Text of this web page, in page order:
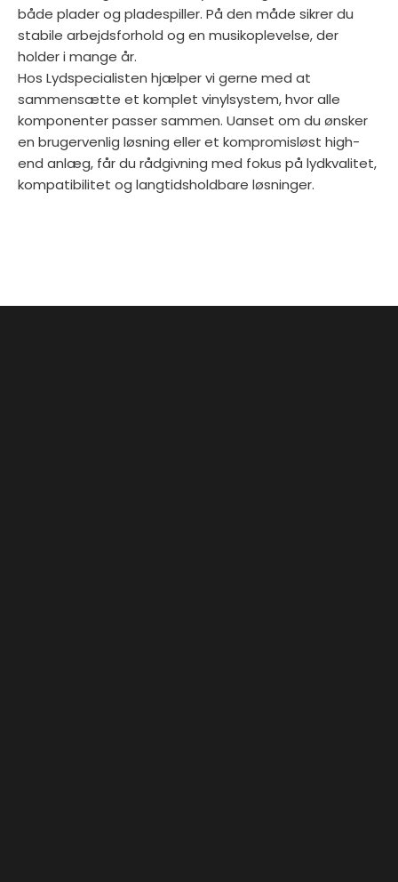
både plader og pladespiller. På den måde sikrer du
stabile arbejdsforhold og en musikoplevelse, der
holder i mange år.
Hos Lydspecialisten hjælper vi gerne med at
sammensætte et komplet vinylsystem, hvor alle
komponenter passer sammen. Uanset om du ønsker
en brugervenlig løsning eller et kompromisløst high-
end anlæg, får du rådgivning med fokus på lydkvalitet,
kompatibilitet og langtidsholdbare løsninger.